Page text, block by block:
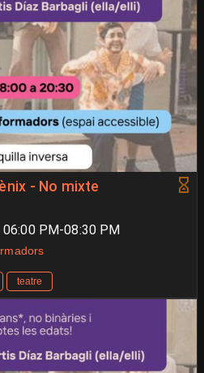
- No mixte
06:00 PM-08:30 PM
teatre